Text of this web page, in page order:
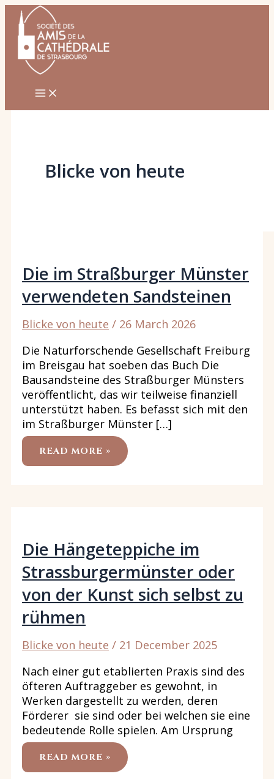
Zum
Inhalt
springen
Blicke von heute
Die im Straßburger Münster
verwendeten Sandsteinen
Blicke von heute / 26 March 2026
Die Naturforschende Gesellschaft Freiburg
im Breisgau hat soeben das Buch Die
Bausandsteine des Straßburger Münsters
veröffentlicht, das wir teilweise finanziell
unterstützt haben. Es befasst sich mit den
im Straßburger Münster […]
DIE
IM
STRASSBURGER M
READ MORE »
Die Hängeteppiche im
Strassburgermünster oder
von der Kunst sich selbst zu
rühmen
Blicke von heute / 21 December 2025
Nach einer gut etablierten Praxis sind des
öfteren Auftraggeber es gewohnt, in
Werken dargestellt zu werden, deren
Förderer sie sind oder bei welchen sie eine
bedeutende Rolle spielen. Am Ursprung
DIE
HÄNGETEPPICHE
READ MORE »